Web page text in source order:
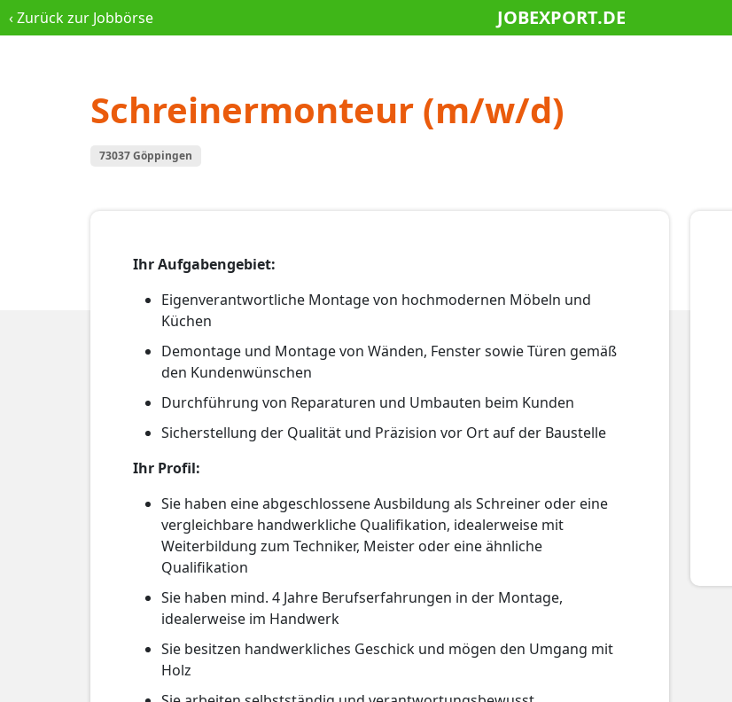
‹Zurück zur Jobbörse JOBEXPORT.DE
Schreinermonteur (m/w/d)
73037 Göppingen
Ihr Aufgabengebiet:
Eigenverantwortliche Montage von hochmodernen Möbeln und
Küchen
Demontage und Montage von Wänden, Fenster sowie Türen gemäß
den Kundenwünschen
Durchführung von Reparaturen und Umbauten beim Kunden
Sicherstellung der Qualität und Präzision vor Ort auf der Baustelle
Ihr Profil:
Sie haben eine abgeschlossene Ausbildung als Schreiner oder eine
vergleichbare handwerkliche Qualifikation, idealerweise mit
Weiterbildung zum Techniker, Meister oder eine ähnliche
Qualifikation
Sie haben mind. 4 Jahre Berufserfahrungen in der Montage,
idealerweise im Handwerk
Sie besitzen handwerkliches Geschick und mögen den Umgang mit
Holz